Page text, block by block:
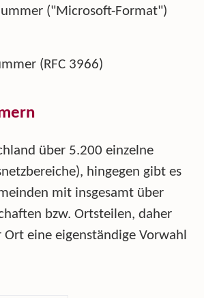
("Microsoft-Format")
(RFC 3966)
über 5.200 einzelne
hingegen gibt es
mit insgesamt über
bzw. Ortsteilen, daher
eine eigenständige Vorwahl